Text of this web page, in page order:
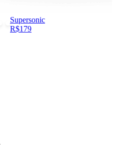
Supersonic
R$179